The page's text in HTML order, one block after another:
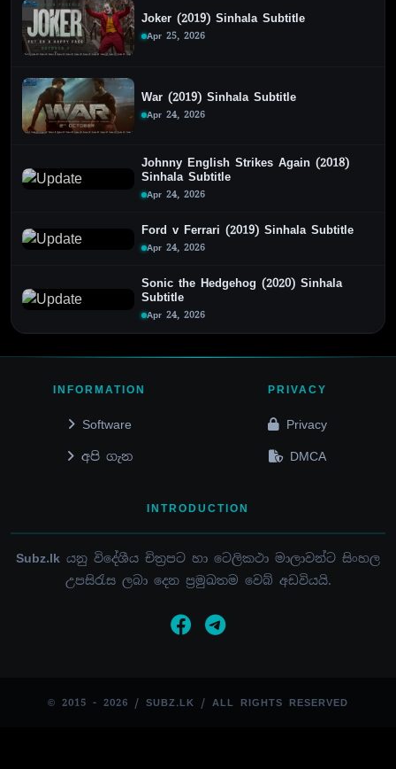
Joker (2019) Sinhala Subtitle
Apr 25, 2026
War (2019) Sinhala Subtitle
Apr 24, 2026
Johnny English Strikes Again (2018)
Sinhala Subtitle
Apr 24, 2026
Ford v Ferrari (2019) Sinhala Subtitle
Apr 24, 2026
Sonic the Hedgehog (2020) Sinhala
Subtitle
Apr 24, 2026
INFORMATION
Software
අපි ගැන
PRIVACY
Privacy
DMCA
INTRODUCTION
Subz.lk යනු විදේශීය චිත්‍රපට හා ටෙලිකථා මාලාවන්ට සිංහල
උපසිරැස ලබා දෙන ප්‍රමුඛතම වෙබ් අඩවියයි.
© 2015 - 2026 / SUBZ.LK / ALL RIGHTS RESERVED